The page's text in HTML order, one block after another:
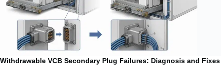
Withdrawable VCB Secondary Plug Failures: Diagnosis and Fixes